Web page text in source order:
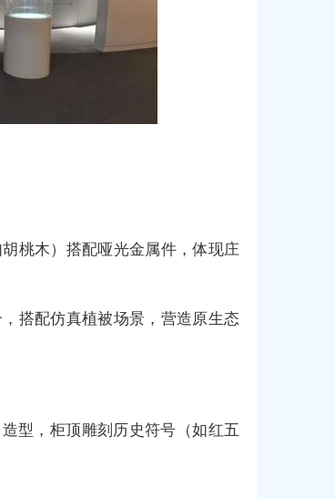
桃木）搭配哑光金属件，体现庄
搭配仿真植被场景，营造原生态
型，柜顶雕刻历史符号（如红五